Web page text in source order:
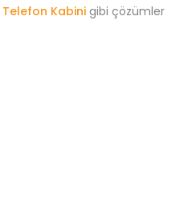
Telefon Kabini gibi çözümler